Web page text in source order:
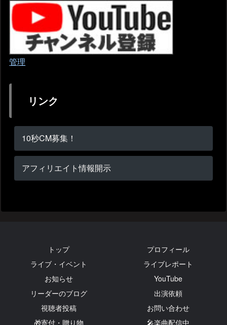
管理
リンク
10秒CM募集！
アフィリエイト情報開示
トップ
プロフィール
ライブ・イベント
ライブレポート
お知らせ
YouTube
リーダーのブログ
出演依頼
視聴者投稿
お問い合わせ
🎁寄付・贈り物
🎤楽曲配信中